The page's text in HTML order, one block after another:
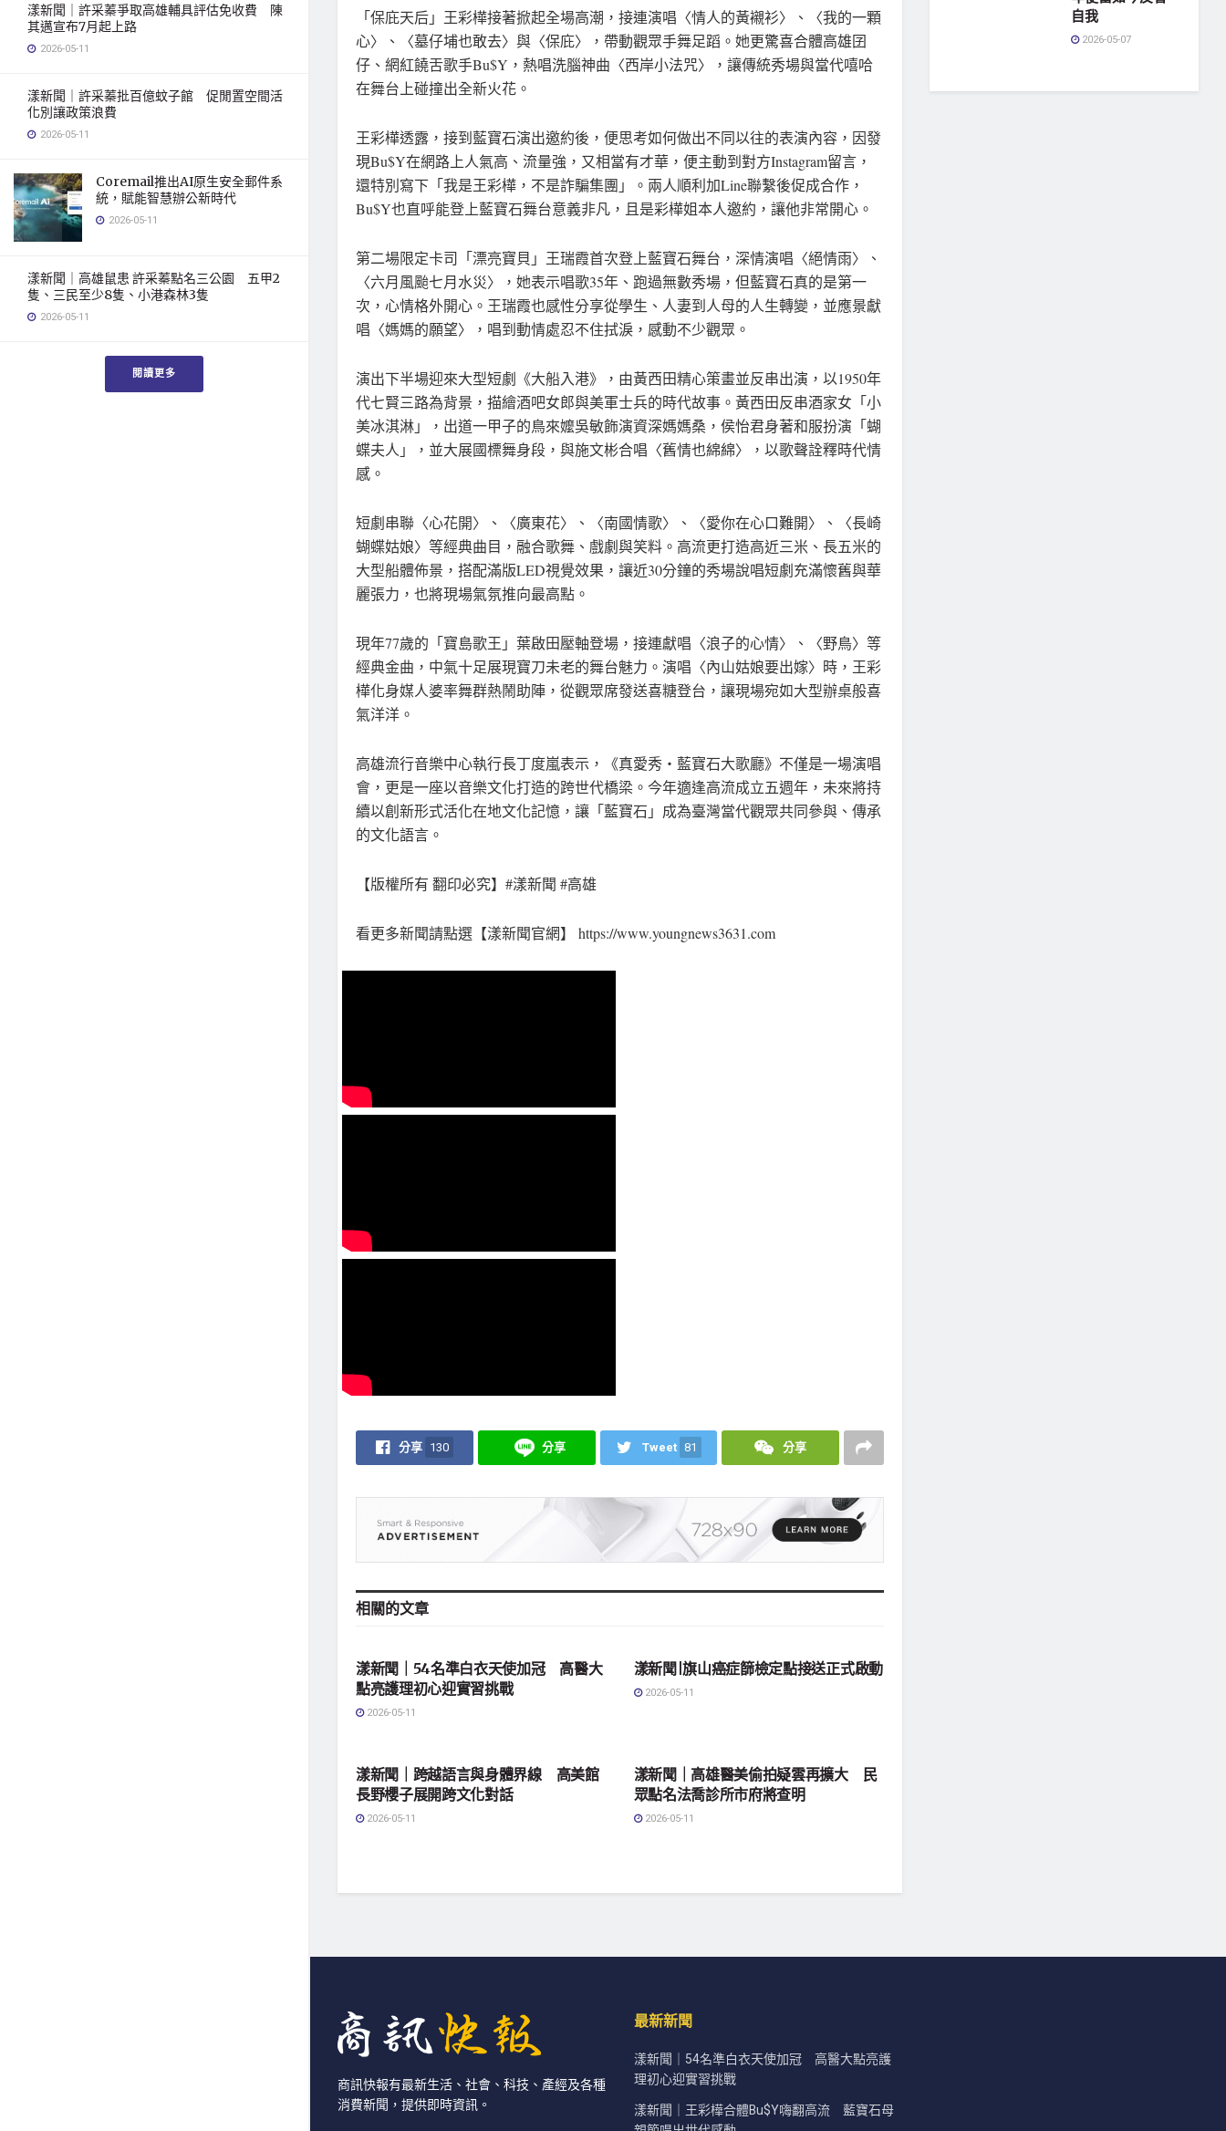
漾新聞｜許采蓁爭取高雄輔具評估免收費 陳
其邁宣布7月起上路
2026-05-11
漾新聞｜許采蓁批百億蚊子館 促閒置空間活
化別讓政策浪費
2026-05-11
Coremail推出AI原生安全郵件系
統，賦能智慧辦公新時代
2026-05-11
漾新聞｜高雄鼠患 許采蓁點名三公園 五甲2
隻、三民至少8隻、小港森林3隻
2026-05-11
閱讀更多
「保庇天后」王彩樺接著掀起全場高潮，接連演唱〈情人的黃襯衫〉、〈我的一顆
心〉、〈墓仔埔也敢去〉與〈保庇〉，帶動觀眾手舞足蹈。她更驚喜合體高雄囝
仔、網紅饒舌歌手Bu$Y，熱唱洗腦神曲〈西岸小法咒〉，讓傳統秀場與當代嘻哈
在舞台上碰撞出全新火花。
王彩樺透露，接到藍寶石演出邀約後，便思考如何做出不同以往的表演內容，因發
現Bu$Y在網路上人氣高、流量強，又相當有才華，便主動到對方Instagram留言，
還特別寫下「我是王彩樺，不是詐騙集團」。兩人順利加Line聯繫後促成合作，
Bu$Y也直呼能登上藍寶石舞台意義非凡，且是彩樺姐本人邀約，讓他非常開心。
第二場限定卡司「漂亮寶貝」王瑞霞首次登上藍寶石舞台，深情演唱〈絕情雨〉、
〈六月風颱七月水災〉，她表示唱歌35年、跑過無數秀場，但藍寶石真的是第一
次，心情格外開心。王瑞霞也感性分享從學生、人妻到人母的人生轉變，並應景獻
唱〈媽媽的願望〉，唱到動情處忍不住拭淚，感動不少觀眾。
演出下半場迎來大型短劇《大船入港》，由黃西田精心策畫並反串出演，以1950年
代七賢三路為背景，描繪酒吧女郎與美軍士兵的時代故事。黃西田反串酒家女「小
美冰淇淋」，出道一甲子的鳥來嬤吳敏飾演資深媽媽桑，侯怡君身著和服扮演「蝴
蝶夫人」，並大展國標舞身段，與施文彬合唱〈舊情也綿綿〉，以歌聲詮釋時代情
感。
短劇串聯〈心花開〉、〈廣東花〉、〈南國情歌〉、〈愛你在心口難開〉、〈長崎
蝴蝶姑娘〉等經典曲目，融合歌舞、戲劇與笑料。高流更打造高近三米、長五米的
大型船體佈景，搭配滿版LED視覺效果，讓近30分鐘的秀場說唱短劇充滿懷舊與華
麗張力，也將現場氣氛推向最高點。
現年77歲的「寶島歌王」葉啟田壓軸登場，接連獻唱〈浪子的心情〉、〈野鳥〉等
經典金曲，中氣十足展現寶刀未老的舞台魅力。演唱〈內山姑娘要出嫁〉時，王彩
樺化身媒人婆率舞群熱鬧助陣，從觀眾席發送喜糖登台，讓現場宛如大型辦桌般喜
氣洋洋。
高雄流行音樂中心執行長丁度嵐表示，《真愛秀・藍寶石大歌廳》不僅是一場演唱
會，更是一座以音樂文化打造的跨世代橋梁。今年適逢高流成立五週年，未來將持
續以創新形式活化在地文化記憶，讓「藍寶石」成為臺灣當代觀眾共同參與、傳承
的文化語言。
【版權所有 翻印必究】#漾新聞 #高雄
看更多新聞請點選【漾新聞官網】 https://www.youngnews3631.com⁠
分享 130 分享 Tweet 81 分享
相關的文章
漾新聞｜54名準白衣天使加冠 高醫大
點亮護理初心迎實習挑戰
2026-05-11
漾新聞|旗山癌症篩檢定點接送正式啟動
2026-05-11
漾新聞｜跨越語言與身體界線 高美館
長野櫻子展開跨文化對話
2026-05-11
漾新聞｜高雄醫美偷拍疑雲再擴大 民
眾點名法喬診所市府將查明
2026-05-11
自我
2026-05-07
商訊快報有最新生活、社會、科技、產經及各種
消費新聞，提供即時資訊。
最新新聞
漾新聞｜54名準白衣天使加冠 高醫大點亮護
理初心迎實習挑戰
漾新聞｜王彩樺合體Bu$Y嗨翻高流 藍寶石母